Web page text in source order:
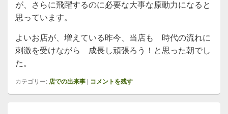
が、さらに飛躍するのに必要な大事な原動力になると
思っています。
よいお店が、増えている昨今、当店も 時代の流れに
刺激を受けながら 成長し頑張ろう！と思った朝でし
た。
カテゴリー: 店での出来事 コメントを残す